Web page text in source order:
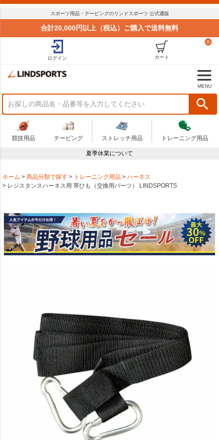
スポーツ用品・テーピングのリンドスポーツ 公式通販
合計20,000円以上（税込）ご購入で送料無料
ログイン
0
カート
MENU
競技用品 テーピング ストレッチ用品 トレーニング用品
夏季休業について
ホーム 商品分類で探す トレーニング用品
ハーネス
レジスタンスハーネス用 帯ひも（交換用パーツ） LINDSPORTS